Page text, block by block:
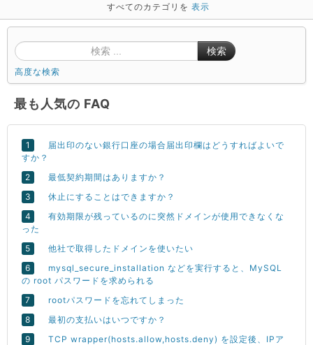
すべてのカテゴリを 表示
検索
高度な検索
最も人気の FAQ
届出印のない銀行口座の場合届出印欄はどうすればよいで
すか？
最低契約期間はありますか？
休止にすることはできますか？
有効期限が残っているのに突然ドメインが使用できなくな
った
他社で取得したドメインを使いたい
mysql_secure_installation などを実行すると、MySQL
の root パスワードを求められる
rootパスワードを忘れてしまった
最初の支払いはいつですか？
TCP wrapper(hosts.allow,hosts.deny) を設定後、IPア